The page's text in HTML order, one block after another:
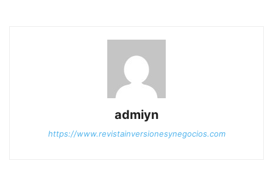
admiyn
https://www.revistainversionesynegocios.com